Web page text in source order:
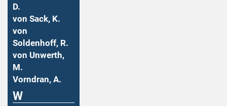
D.
von Sack, K.
von
Soldenhoff, R.
von Unwerth,
M.
Vorndran, A.
W